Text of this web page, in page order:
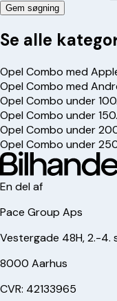
Gem søgning
Se alle
Opel Combo med
Opel Combo med
Opel Combo under
Opel Combo under
Opel Combo under
Opel Combo under
En del af
Pace Group Aps
Vestergade 48H, 2.-4.
8000 Aarhus
CVR: 42133965